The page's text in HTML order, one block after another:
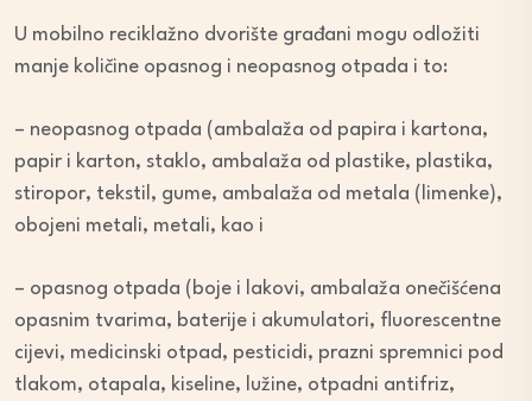
U mobilno reciklažno dvorište građani mogu odložiti
manje količine opasnog i neopasnog otpada i to:
– neopasnog otpada (ambalaža od papira i kartona,
papir i karton, staklo, ambalaža od plastike, plastika,
stiropor, tekstil, gume, ambalaža od metala (limenke),
obojeni metali, metali, kao i
– opasnog otpada (boje i lakovi, ambalaža onečišćena
opasnim tvarima, baterije i akumulatori, fluorescentne
cijevi, medicinski otpad, pesticidi, prazni spremnici pod
tlakom, otapala, kiseline, lužine, otpadni antifriz,